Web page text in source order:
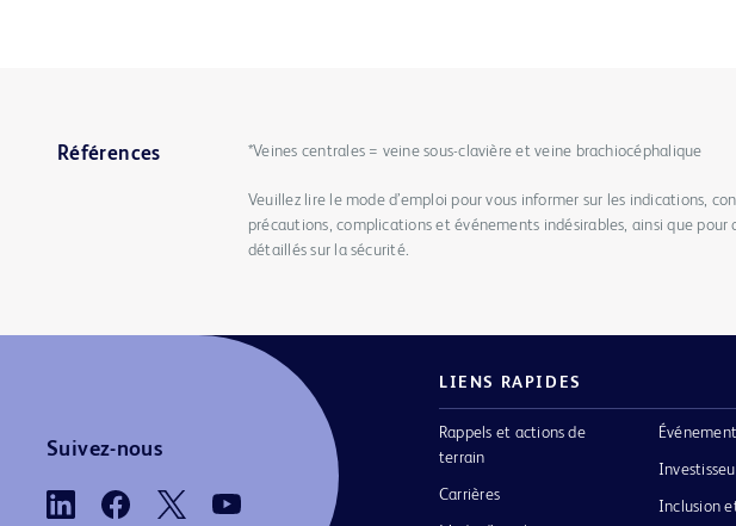
Références *Veines centrales = veine sous-clavière et veine brachiocéphalique
Veuillez lire le mode d’emploi pour vous informer sur les indications,
précautions, complications et événements indésirables, ainsi que pour
détaillés sur la sécurité.
Suivez-nous
LIENS RAPIDES
Rappels et actions de
terrain
Carrières
Inclusion